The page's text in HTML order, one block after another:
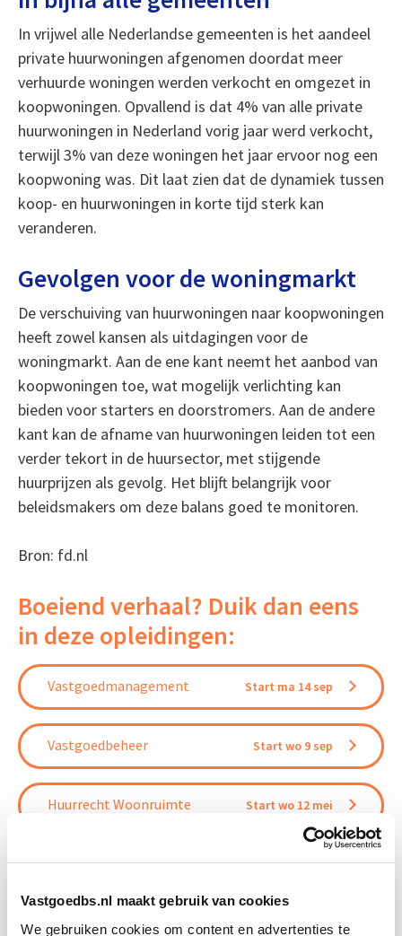
Vastgoedbs.nl maakt gebruik van cookies
We gebruiken cookies om content en advertenties te
In vrijwel alle Nederlandse gemeenten is het aandeel
private huurwoningen afgenomen doordat meer
verhuurde woningen werden verkocht en omgezet in
koopwoningen. Opvallend is dat 4% van alle private
huurwoningen in Nederland vorig jaar werd verkocht,
terwijl 3% van deze woningen het jaar ervoor nog een
koopwoning was. Dit laat zien dat de dynamiek tussen
koop- en huurwoningen in korte tijd sterk kan
veranderen.
Gevolgen voor de woningmarkt
De verschuiving van huurwoningen naar koopwoningen
heeft zowel kansen als uitdagingen voor de
woningmarkt. Aan de ene kant neemt het aanbod van
koopwoningen toe, wat mogelijk verlichting kan
bieden voor starters en doorstromers. Aan de andere
kant kan de afname van huurwoningen leiden tot een
verder tekort in de huursector, met stijgende
huurprijzen als gevolg. Het blijft belangrijk voor
beleidsmakers om deze balans goed te monitoren.
Bron: fd.nl
Boeiend verhaal? Duik dan eens
in deze opleidingen:
Vastgoedmanagement Start ma 14 sep
Vastgoedbeheer Start wo 9 sep
Huurrecht Woonruimte Start wo 12 mei